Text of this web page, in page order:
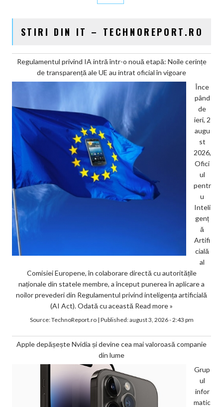
STIRI DIN IT – TECHNOREPORT.RO
Regulamentul privind IA intră într-o nouă etapă: Noile cerințe
de transparență ale UE au intrat oficial în vigoare
Înce
pând
de
ieri, 2
augu
st
2026,
Ofici
ul
pentr
u
Inteli
genț
ă
Artifi
cială
al
Comisiei Europene, în colaborare directă cu autoritățile
naționale din statele membre, a început punerea în aplicare a
noilor prevederi din Regulamentul privind inteligența artificială
(AI Act). Odată cu această Read more »
Source:TechnoReport.ro| Published:august 3, 2026 - 2:43 pm
Apple depășește Nvidia și devine cea mai valoroasă companie
din lume
Grup
ul
infor
matic